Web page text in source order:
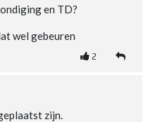
en TD?
wel gebeuren
2
zijn.